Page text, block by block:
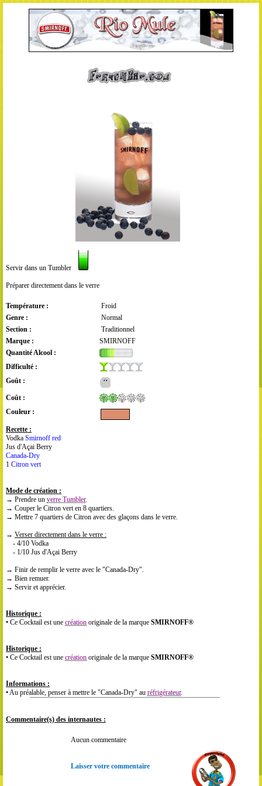
Servir dans un Tumbler
Préparer directement dans le verre
Température :
Froid
Genre :
Normal
Section :
Traditionnel
Marque :
SMIRNOFF
Quantité Alcool :
Difficulté :
Goût :
Coût :
Couleur :
Recette :
Vodka Smirnoff red
Jus d'Açai Berry
Canada-Dry
1 Citron vert
Mode de création :
→ Prendre un verre Tumbler.
→ Couper le Citron vert en 8 quartiers.
→ Mettre 7 quartiers de Citron avec des glaçons dans le verre.
→ Verser directement dans le verre :
- 4/10 Vodka
- 1/10 Jus d'Açai Berry
→ Finir de remplir le verre avec le "Canada-Dry".
→ Bien remuer.
→ Servir et apprécier.
Historique :
• Ce Cocktail est une création originale de la marque SMIRNOFF®
Historique :
• Ce Cocktail est une création originale de la marque SMIRNOFF®
Informations :
• Au préalable, penser à mettre le "Canada-Dry" au réfrigérateur.
Commentaire(s) des internautes :
Aucun commentaire
Laisser votre commentaire